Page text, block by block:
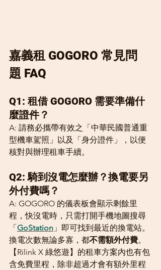
嘉義租 GOGORO 常見問
題 FAQ
Q1: 租借 GOGORO 需要準備什
麼證件？
A: 請務必攜帶有效之「中華民國普通重
型機車駕照」以及「身分證件」，以便
核對與辦理租車手續。
Q2: 騎到沒電怎麼辦？換電要另
外付費嗎？
A: GOGORO 的儀表板會顯示剩餘里
程，快沒電時，只需打開手機地圖搜尋
「 GoStation 」即可找到最近的換電站。
換電次數無論多寡，都不需額外付費。
【Rilink X 綠悠遊】的租車方案內也有包
含免費里程，除非超過才會有額外里程